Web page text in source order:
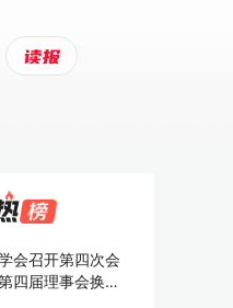
会召开第四次会
四届理事会换届